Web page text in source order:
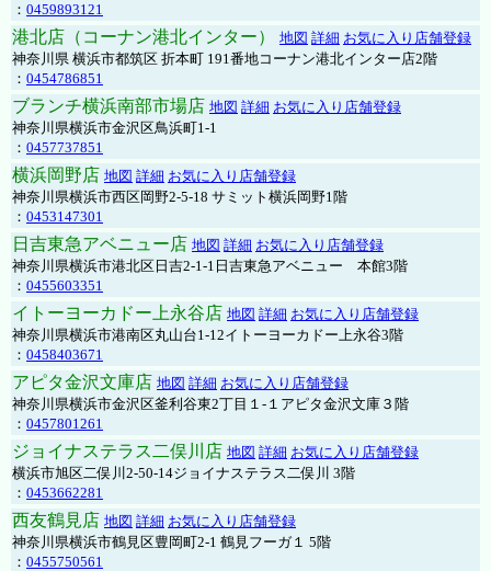
： 0459893121
港北店（コーナン港北インター） 地図 詳細 お気に入り店舗登録
神奈川県 横浜市都筑区 折本町 191番地コーナン港北インター店2階
： 0454786851
ブランチ横浜南部市場店 地図 詳細 お気に入り店舗登録
神奈川県横浜市金沢区鳥浜町1-1
： 0457737851
横浜岡野店 地図 詳細 お気に入り店舗登録
神奈川県横浜市西区岡野2-5-18 サミット横浜岡野1階
： 0453147301
日吉東急アベニュー店 地図 詳細 お気に入り店舗登録
神奈川県横浜市港北区日吉2-1-1日吉東急アベニュー 本館3階
： 0455603351
イトーヨーカドー上永谷店 地図 詳細 お気に入り店舗登録
神奈川県横浜市港南区丸山台1-12イトーヨーカドー上永谷3階
： 0458403671
アピタ金沢文庫店 地図 詳細 お気に入り店舗登録
神奈川県横浜市金沢区釜利谷東2丁目１-１アピタ金沢文庫３階
： 0457801261
ジョイナステラス二俣川店 地図 詳細 お気に入り店舗登録
横浜市旭区二俣川2-50-14ジョイナステラス二俣川 3階
： 0453662281
西友鶴見店 地図 詳細 お気に入り店舗登録
神奈川県横浜市鶴見区豊岡町2-1 鶴見フーガ１ 5階
： 0455750561